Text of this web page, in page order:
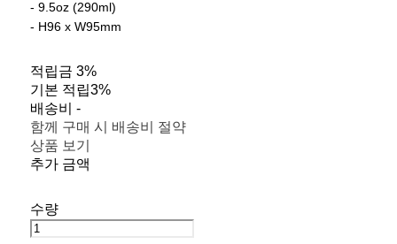
- 9.5oz (290ml)
- H96 x W95mm
적립금 3%
기본 적립3%
배송비 -
함께 구매 시 배송비 절약
상품 보기
추가 금액
수량